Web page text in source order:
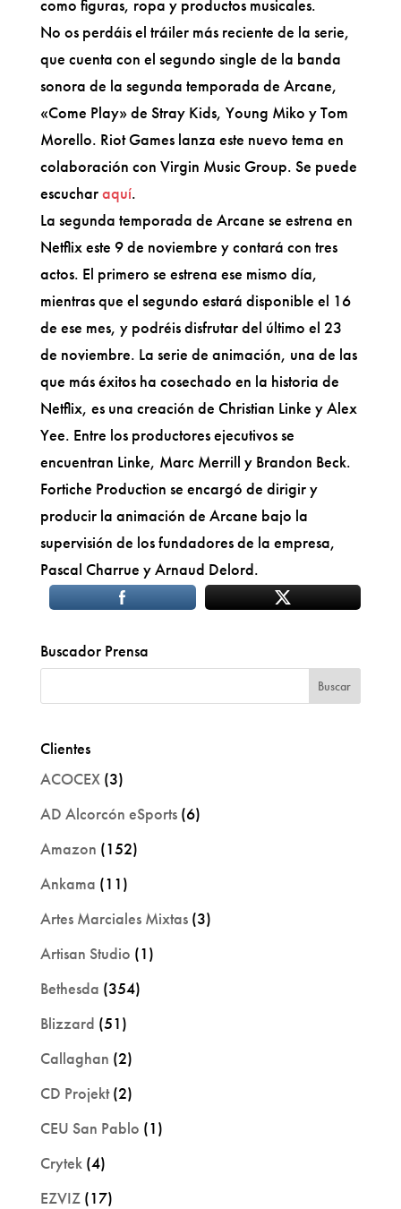
como figuras, ropa y productos musicales.
No os perdáis el tráiler más reciente de la serie,
que cuenta con el segundo single de la banda
sonora de la segunda temporada de Arcane,
«Come Play» de Stray Kids, Young Miko y Tom
Morello. Riot Games lanza este nuevo tema en
colaboración con Virgin Music Group. Se puede
escucharaquí.
La segunda temporada de Arcane se estrena en
Netflix este 9 de noviembre y contará con tres
actos. El primero se estrena ese mismo día,
mientras que el segundo estará disponible el 16
de ese mes, y podréis disfrutar del último el 23
de noviembre. La serie de animación, una de las
que más éxitos ha cosechado en la historia de
Netflix, es una creación de Christian Linke y Alex
Yee. Entre los productores ejecutivos se
encuentran Linke, Marc Merrill y Brandon Beck.
Fortiche Production se encargó de dirigir y
producir la animación de Arcane bajo la
supervisión de los fundadores de la empresa,
Pascal Charrue y Arnaud Delord.
Buscador Prensa
Clientes
ACOCEX(3)
AD Alcorcón eSports(6)
Amazon (152)
Ankama (11)
Artes Marciales Mixtas(3)
Artisan Studio (1)
Bethesda (354)
Blizzard (51)
Callaghan (2)
CD Projekt(2)
CEU San Pablo (1)
Crytek(4)
EZVIZ(17)